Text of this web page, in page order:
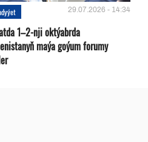
29.07.2026 - 14:34
1–2-nji oktýabrda
maýa goýum forumy